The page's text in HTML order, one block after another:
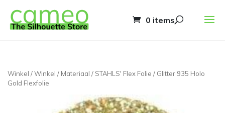
0 items
Winkel /Winkel / Materiaal / STAHLS' Flex Folie / Glitter 935 Holo
Gold Flexfolie